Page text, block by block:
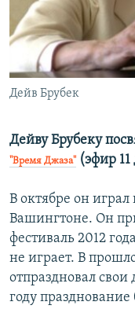
ПОДПИШИТЕСЬ
СОЦИАЛЬНЫЕ СЕТИ
Все сайты РСЕ/
Дейв Брубек
Дейву Брубеку
"Время Джаза" (эфир 11
В октябре он
Вашингтоне. Он
фестиваль 2012
не играет. В
отпраздновал свои
году